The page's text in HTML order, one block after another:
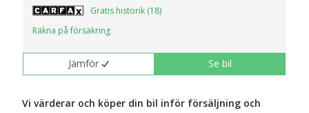
Gratis historik (18)
Räkna på försäkring
Jämför Se bil
Vi värderar och köper din bil inför försäljning och